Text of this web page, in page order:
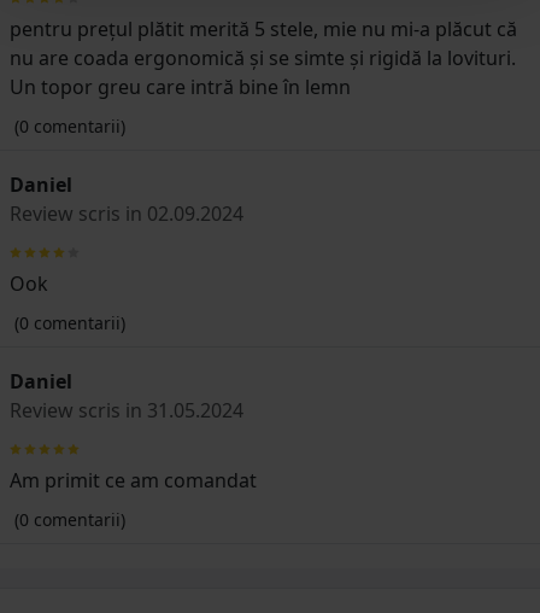
pentru prețul plătit merită 5 stele, mie nu mi-a plăcut că
nu are coada ergonomică și se simte și rigidă la lovituri.
Un topor greu care intră bine în lemn
(0 comentarii)
Daniel
Review scris in 02.09.2024
Ook
(0 comentarii)
Daniel
Review scris in 31.05.2024
Am primit ce am comandat
(0 comentarii)